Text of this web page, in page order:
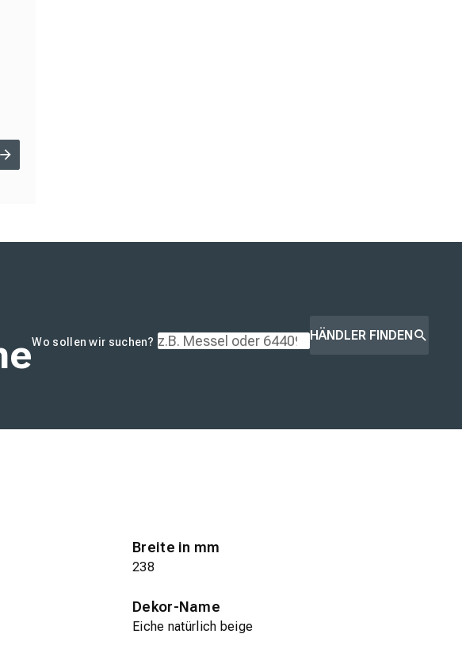
Wo sollen wir suchen? HÄNDLER FINDEN
Breite in mm
238
Dekor-Name
Eiche natürlich beige